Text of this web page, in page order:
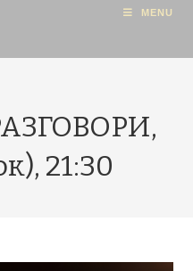
MENU
21:30